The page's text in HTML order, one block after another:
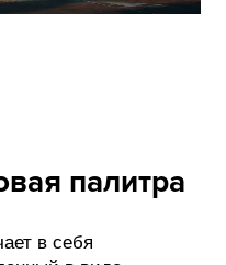
палитра
в себя